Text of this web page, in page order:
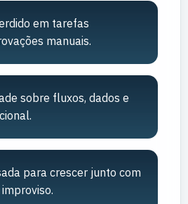
em tarefas
manuais.
sobre fluxos, dados e
para crescer junto com